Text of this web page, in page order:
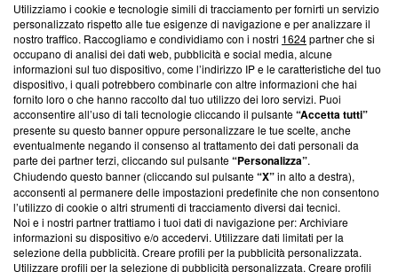
Questa sezione offre informazioni trasparenti su Blasting
News, sui nostri processi editoriali e su come ci impegniamo a
creare news di qualità. Inoltre, afferma la nostra aderenza a
‘Trust Project - News with Integrity’Blasting News non è
ancora membro del programma, ma ha richiesto di farne
parte; Trust Project non ha ancora effettuato una verifica di
conformità agli standard.
Su di noi
Team editoriale
Corporate
Redazione
Utilizziamo i cookie e tecnologie simili di tracciamento per fornirti un servizio
personalizzato rispetto alle tue esigenze di navigazione e per analizzare il
nostro traffico. Raccogliamo e condividiamo con i nostri 1624partner che si
occupano di analisi dei dati web, pubblicità e social media, alcune
informazioni sul tuo dispositivo, come l’indirizzo IP e le caratteristiche del tuo
dispositivo, i quali potrebbero combinarle con altre informazioni che hai
fornito loro o che hanno raccolto dal tuo utilizzo dei loro servizi. Puoi
acconsentire all’uso di tali tecnologie cliccando il pulsante“Accetta tutti”
presente su questo banner oppure personalizzare le tue scelte, anche
eventualmente negando il consenso al trattamento dei dati personali da
parte dei partner terzi, cliccando sul pulsante“Personalizza”.
Chiudendo questo banner (cliccando sul pulsante“X”in alto a destra),
acconsenti al permanere delle impostazioni predefinite che non consentono
l’utilizzo di cookie o altri strumenti di tracciamento diversi dai tecnici.
Noi e i nostri partner trattiamo i tuoi dati di navigazione per: Archiviare
informazioni su dispositivo e/o accedervi. Utilizzare dati limitati per la
selezione della pubblicità. Creare profili per la pubblicità personalizzata.
Utilizzare profili per la selezione di pubblicità personalizzata. Creare profili